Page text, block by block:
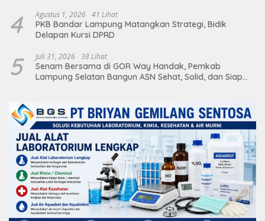
4 Agustus 1, 2026 41 Lihat
PKB Bandar Lampung Matangkan Strategi, Bidik
Delapan Kursi DPRD
5 Juli 31, 2026 38 Lihat
Senam Bersama di GOR Way Handak, Pemkab
Lampung Selatan Bangun ASN Sehat, Solid, dan Siap